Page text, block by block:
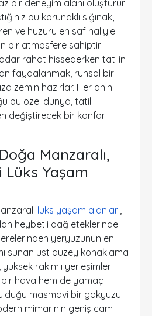
bir deneyim alanı oluşturur.
bu korunaklı sığınak,
ve huzuru en saf haliyle
bir atmosfere sahiptir.
rahat hissederken tatilin
faydalanmak, ruhsal bir
zemin hazırlar. Her anın
bu özel dünya, tatil
değiştirecek bir konfor
Manzaralı,
Lüks Yaşam
lüks yaşam alanları,
heybetli dağ eteklerinde
yeryüzünün en
sunan üst düzey konaklama
rakımlı yerleşimleri
hava hem de yamaç
masmavi bir gökyüzü
mimarinin geniş cam